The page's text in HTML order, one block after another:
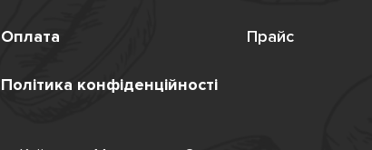
Оплата Прайс
Політика конфіденційності